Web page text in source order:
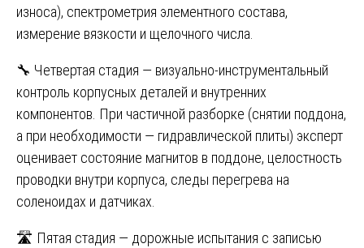
износа), спектрометрия элементного состава,
измерение вязкости и щелочного числа.
🔧 Четвертая стадия — визуально-инструментальный
контроль корпусных деталей и внутренних
компонентов. При частичной разборке (снятии поддона,
а при необходимости — гидравлической плиты) эксперт
оценивает состояние магнитов в поддоне, целостность
проводки внутри корпуса, следы перегрева на
соленоидах и датчиках.
🛣️ Пятая стадия — дорожные испытания с записью